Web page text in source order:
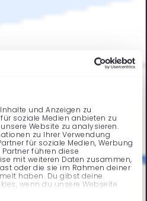
und Anzeigen zu
soziale Medien anbieten zu
Website zu analysieren.
zu Ihrer Verwendung
für soziale Medien, Werbung
führen diese
mit weiteren Daten zusammen,
oder die sie im Rahmen deiner
haben. Du gibst deine
wenn du unsere Webseite